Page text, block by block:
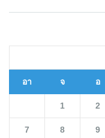
อา จ อ
1 2
7 8 9